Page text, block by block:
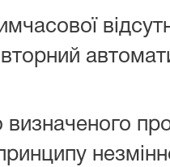
визначеного